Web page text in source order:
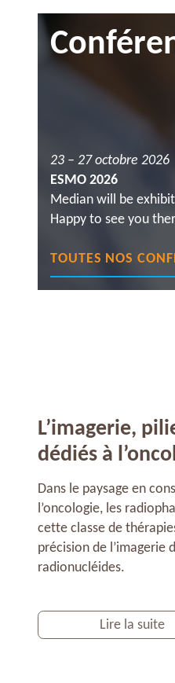
23 – 27 octobre 2026
ESMO 2026
Median will be
Happy to see you
TOUTES NOS
L’imagerie,
dédiés à
Dans le paysage en
l’oncologie, les
cette classe de
précision de l’imagerie
radionucléides.
Lire la suite